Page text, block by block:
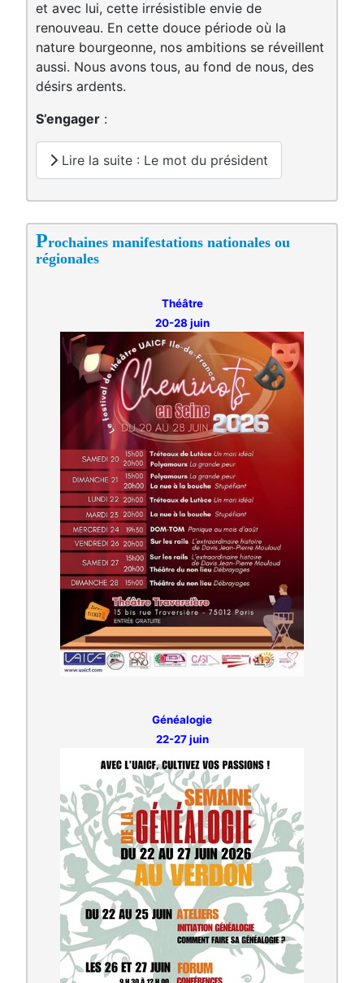
et avec lui, cette irrésistible envie de
renouveau. En cette douce période où la
nature bourgeonne, nos ambitions se réveillent
aussi. Nous avons tous, au fond de nous, des
désirs ardents.
S’engager :
Lire la suite : Le mot du président
Prochaines manifestations nationales ou
régionales
Théâtre
20-28 juin
Généalogie
22-27 juin